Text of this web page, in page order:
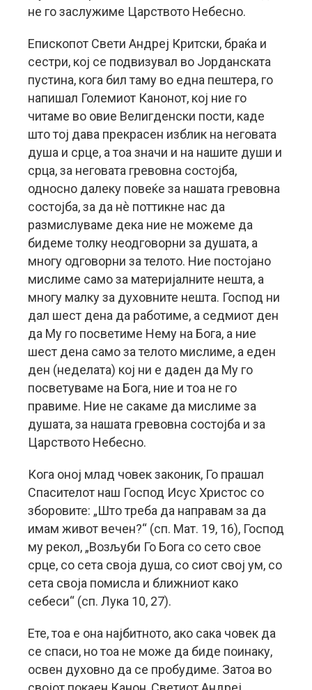
не го заслужиме Царството Небесно.
Епископот Свети Андреј Критски, браќа и
сестри, кој се подвизувал во Јорданската
пустина, кога бил таму во една пештера, го
напишал Големиот Канонот, кој ние го
читаме во овие Велигденски пости, каде
што тој дава прекрасен изблик на неговата
душа и срце, а тоа значи и на нашите души и
срца, за неговата гревовна состојба,
односно далеку повеќе за нашата гревовна
состојба, за да нè поттикне нас да
размислуваме дека ние не можеме да
бидеме толку неодговорни за душата, а
многу одговорни за телото. Ние постојано
мислиме само за материјалните нешта, а
многу малку за духовните нешта. Господ ни
дал шест дена да работиме, а седмиот ден
да Му го посветиме Нему на Бога, а ние
шест дена само за телото мислиме, а еден
ден (неделата) кој ни е даден да Му го
посветуваме на Бога, ние и тоа не го
правиме. Ние не сакаме да мислиме за
душата, за нашата гревовна состојба и за
Царството Небесно.
Кога оној млад човек законик, Го прашал
Спасителот наш Господ Исус Христос со
зборовите: „Што треба да направам за да
имам живот вечен?“ (сп. Мат. 19, 16), Господ
му рекол, „Возљуби Го Бога со сето свое
срце, со сета своја душа, со сиот свој ум, со
сета своја помисла и ближниот како
себеси“ (сп. Лука 10, 27).
Ете, тоа е она најбитното, ако сака човек да
се спаси, но тоа не може да биде поинаку,
освен духовно да се пробудиме. Затоа во